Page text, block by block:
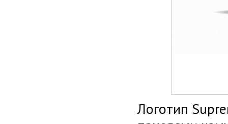
Логотип